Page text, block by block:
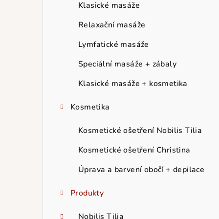
Klasické masáže
Relaxační masáže
Lymfatické masáže
Speciální masáže + zábaly
Klasické masáže + kosmetika
Kosmetika
Kosmetické ošetření Nobilis Tilia
Kosmetické ošetření Christina
Úprava a barvení obočí + depilace
Produkty
Nobilis Tilia